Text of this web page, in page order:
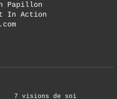
Papillon
In Action
7 visions de soi